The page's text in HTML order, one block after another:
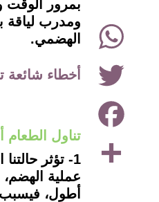
Share
Facebook
Twitter
WhatsApp
بمرور الوقت
ومدرب لياقة
الهضمي.
أخطاء
تناول الطعام
1- تؤثر
عملية الهضم،
أطول،